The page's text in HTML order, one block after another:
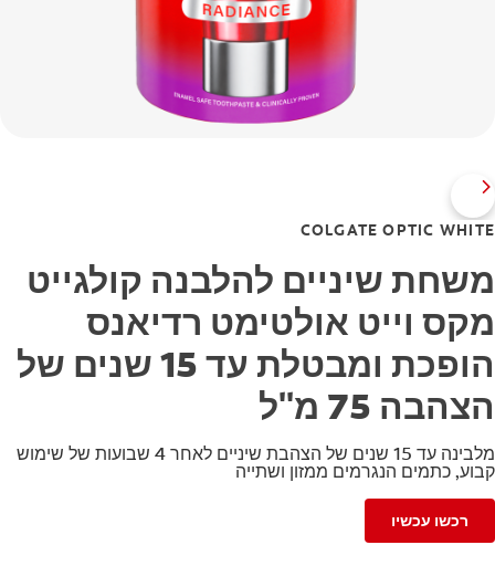
COLGATE OPTIC WHITE
משחת שיניים להלבנה קולגייט
מקס וייט אולטימט רדיאנס
הופכת ומבטלת עד 15 שנים של
הצהבה 75 מ"ל
מלבינה עד 15 שנים של הצהבת שיניים לאחר 4 שבועות של שימוש
קבוע, כתמים הנגרמים ממזון ושתייה
רכשו עכשיו